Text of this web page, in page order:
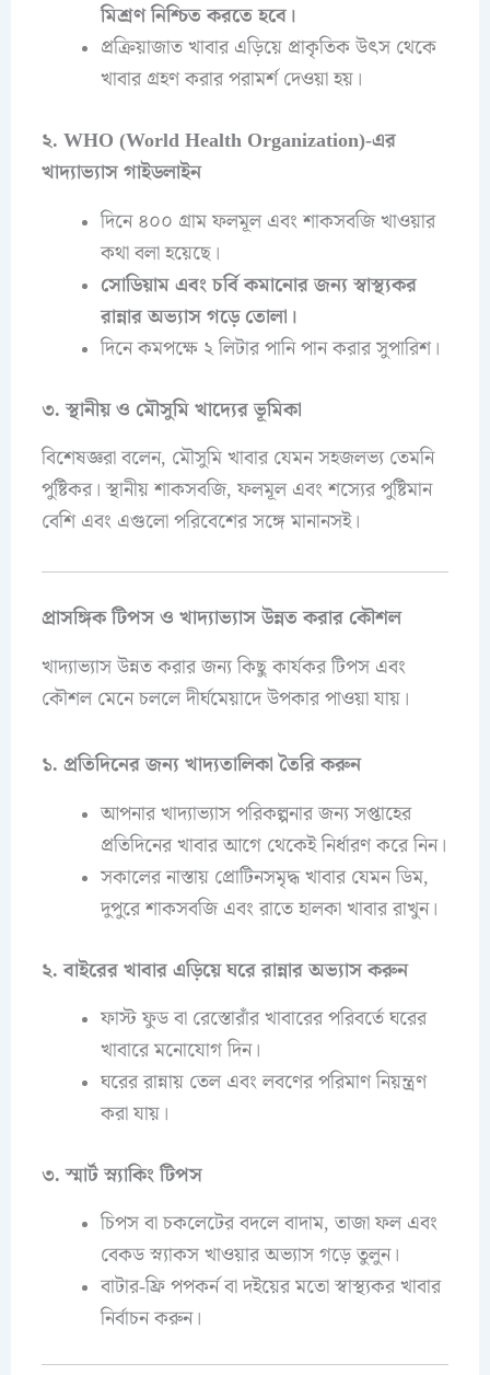
মিশ্রণ নিশ্চিত করতে হবে।
প্রক্রিয়াজাত খাবার এড়িয়ে প্রাকৃতিক উৎস থেকে
খাবার গ্রহণ করার পরামর্শ দেওয়া হয়।
২. WHO (World Health Organization)-এর
খাদ্যাভ্যাস গাইডলাইন
দিনে ৪০০ গ্রাম ফলমূল এবং শাকসবজি খাওয়ার
কথা বলা হয়েছে।
সোডিয়াম এবং চর্বি কমানোর জন্য স্বাস্থ্যকর
রান্নার অভ্যাস গড়ে তোলা।
দিনে কমপক্ষে ২ লিটার পানি পান করার সুপারিশ।
৩. স্থানীয় ও মৌসুমি খাদ্যের ভূমিকা
বিশেষজ্ঞরা বলেন, মৌসুমি খাবার যেমন সহজলভ্য তেমনি
পুষ্টিকর। স্থানীয় শাকসবজি, ফলমূল এবং শস্যের পুষ্টিমান
বেশি এবং এগুলো পরিবেশের সঙ্গে মানানসই।
প্রাসঙ্গিক টিপস ও খাদ্যাভ্যাস উন্নত করার কৌশল
খাদ্যাভ্যাস উন্নত করার জন্য কিছু কার্যকর টিপস এবং
কৌশল মেনে চললে দীর্ঘমেয়াদে উপকার পাওয়া যায়।
১. প্রতিদিনের জন্য খাদ্যতালিকা তৈরি করুন
আপনার খাদ্যাভ্যাস পরিকল্পনার জন্য সপ্তাহের
প্রতিদিনের খাবার আগে থেকেই নির্ধারণ করে নিন।
সকালের নাস্তায় প্রোটিনসমৃদ্ধ খাবার যেমন ডিম,
দুপুরে শাকসবজি এবং রাতে হালকা খাবার রাখুন।
২. বাইরের খাবার এড়িয়ে ঘরে রান্নার অভ্যাস করুন
ফাস্ট ফুড বা রেস্তোরাঁর খাবারের পরিবর্তে ঘরের
খাবারে মনোযোগ দিন।
ঘরের রান্নায় তেল এবং লবণের পরিমাণ নিয়ন্ত্রণ
করা যায়।
৩. স্মার্ট স্ন্যাকিং টিপস
চিপস বা চকলেটের বদলে বাদাম, তাজা ফল এবং
বেকড স্ন্যাকস খাওয়ার অভ্যাস গড়ে তুলুন।
বাটার-ফ্রি পপকর্ন বা দইয়ের মতো স্বাস্থ্যকর খাবার
নির্বাচন করুন।